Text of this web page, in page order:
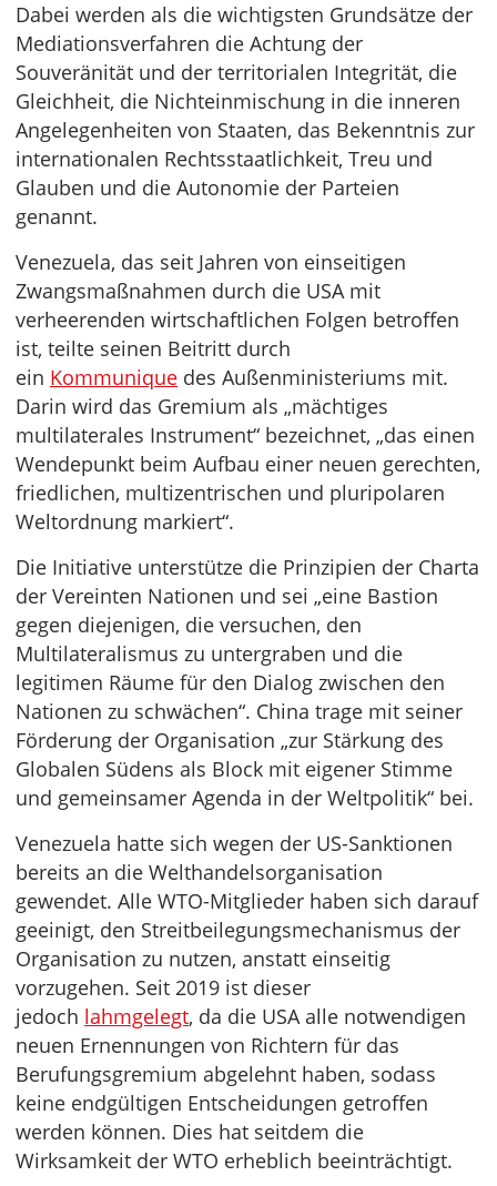
Dabei werden als die wichtigsten Grundsätze der
Mediationsverfahren die Achtung der
Souveränität und der territorialen Integrität, die
Gleichheit, die Nichteinmischung in die inneren
Angelegenheiten von Staaten, das Bekenntnis zur
internationalen Rechtsstaatlichkeit, Treu und
Glauben und die Autonomie der Parteien
genannt.
Venezuela, das seit Jahren von einseitigen
Zwangsmaßnahmen durch die USA mit
verheerenden wirtschaftlichen Folgen betroffen
ist, teilte seinen Beitritt durch
ein Kommunique des Außenministeriums mit.
Darin wird das Gremium als „mächtiges
multilaterales Instrument“ bezeichnet, „das einen
Wendepunkt beim Aufbau einer neuen gerechten,
friedlichen, multizentrischen und pluripolaren
Weltordnung markiert“.
Die Initiative unterstütze die Prinzipien der Charta
der Vereinten Nationen und sei „eine Bastion
gegen diejenigen, die versuchen, den
Multilateralismus zu untergraben und die
legitimen Räume für den Dialog zwischen den
Nationen zu schwächen“. China trage mit seiner
Förderung der Organisation „zur Stärkung des
Globalen Südens als Block mit eigener Stimme
und gemeinsamer Agenda in der Weltpolitik“ bei.
Venezuela hatte sich wegen der US-Sanktionen
bereits an die Welthandelsorganisation
gewendet. Alle WTO-Mitglieder haben sich darauf
geeinigt, den Streitbeilegungsmechanismus der
Organisation zu nutzen, anstatt einseitig
vorzugehen. Seit 2019 ist dieser
jedoch lahmgelegt, da die USA alle notwendigen
neuen Ernennungen von Richtern für das
Berufungsgremium abgelehnt haben, sodass
keine endgültigen Entscheidungen getroffen
werden können. Dies hat seitdem die
Wirksamkeit der WTO erheblich beeinträchtigt.